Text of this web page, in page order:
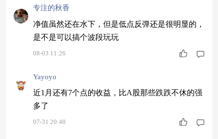
专注的秋香
净值虽然还在水下，但是低点反弹还是很明显的，
是不是可以搞个波段玩玩
08-03 11:26
Yayoyo
近1月还有7个点的收益，比A股那些跌跌不休的强
多了
07-31 20:48